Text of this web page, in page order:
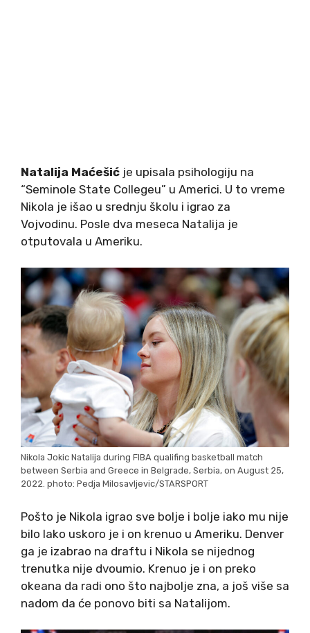
Natalija Maćešić je upisala psihologiju na
“Seminole State Collegeu” u Americi. U to vreme
Nikola je išao u srednju školu i igrao za
Vojvodinu. Posle dva meseca Natalija je
otputovala u Ameriku.
Nikola Jokic Natalija during FIBA qualifing basketball match
between Serbia and Greece in Belgrade, Serbia, on August 25,
2022. photo: Pedja Milosavljevic/STARSPORT
Pošto je Nikola igrao sve bolje i bolje iako mu nije
bilo lako uskoro je i on krenuo u Ameriku. Denver
ga je izabrao na draftu i Nikola se nijednog
trenutka nije dvoumio. Krenuo je i on preko
okeana da radi ono što najbolje zna, a još više sa
nadom da će ponovo biti sa Natalijom.